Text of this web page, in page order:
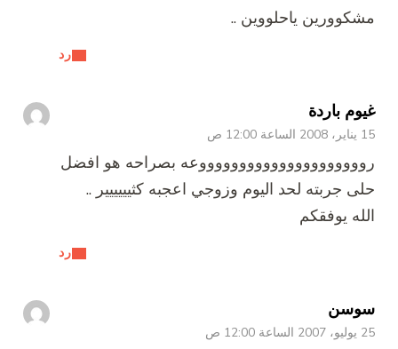
رد
مشكوورين ياحلووين ..
غيوم باردة
15 يناير، 2008 الساعة 12:00 ص
رد
روووووووووووووووووووووعه بصراحه هو افضل
حلى جربته لحد اليوم وزوجي اعجبه كثيييييير ..
الله يوفقكم
سوسن
25 يوليو، 2007 الساعة 12:00 ص